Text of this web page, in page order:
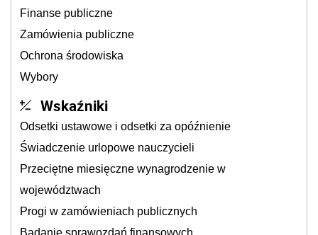
Finanse publiczne
Zamówienia publiczne
Ochrona środowiska
Wybory
Wskaźniki
Odsetki ustawowe i odsetki za opóźnienie
Świadczenie urlopowe nauczycieli
Przeciętne miesięczne wynagrodzenie w
województwach
Progi w zamówieniach publicznych